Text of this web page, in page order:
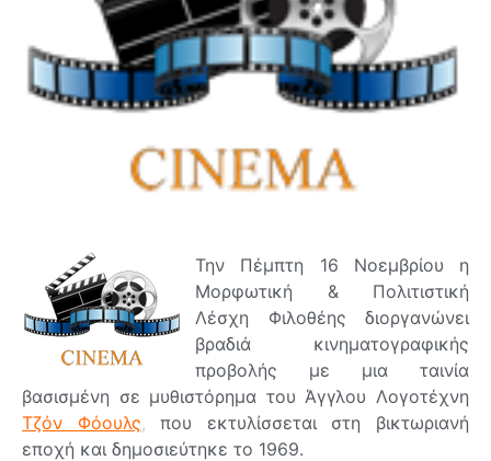
Την Πέμπτη 16 Νοεμβρίου η
Μορφωτική & Πολιτιστική
Λέσχη Φιλοθέης διοργανώνει
βραδιά κινηματογραφικής
προβολής με μια ταινία
βασισμένη σε μυθιστόρημα του Άγγλου Λογοτέχνη
Τζόν Φόουλς, που εκτυλίσσεται στη βικτωριανή
εποχή και δημοσιεύτηκε το 1969.